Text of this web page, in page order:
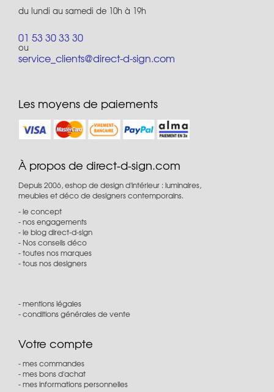
du lundi au samedi de 10h à 19h
01 53 30 33 30
ou
service_clients@direct-d-sign.com
Les moyens de paiements
À propos de direct-d-sign.com
Depuis 2006, eshop de design d'intérieur : luminaires,
meubles et déco de designers contemporains.
le concept
nos engagements
le blog direct-d-sign
Nos conseils déco
toutes nos marques
tous nos designers
mentions légales
conditions générales de vente
Votre compte
mes commandes
mes bons d'achat
mes informations personnelles